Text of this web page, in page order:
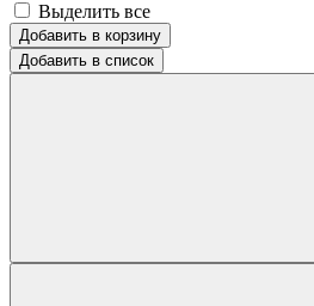
Выделить все
Добавить в корзину
Добавить в список